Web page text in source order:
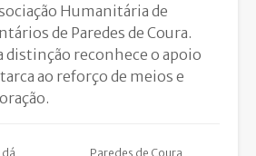
Humanitária de
de Paredes de Coura.
distinção reconhece o apoio
ao reforço de meios e
dá
Paredes de Coura